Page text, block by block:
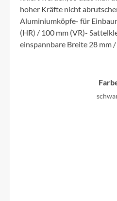
hoher Kräfte nicht
Aluminiumköpfe- für
(HR) / 100 mm (VR)-
einspannbare Breite 28 mm